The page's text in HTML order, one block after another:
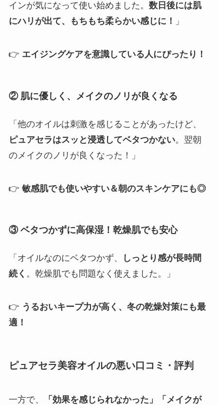
インが気になって使い始めました。 数日後には肌
にハリが出て、もちもち柔らかい感じに！
」
👉 エイジングケアを意識している人にぴったり！
② 肌に優しく、メイクのノリが良くなる
「他のオイルは刺激を感じることがあったけど、
ピュアセラはスッと浸透してベタつかない。翌朝
のメイクのノリが良くなった！」
👉 敏感肌でも使いやすい＆朝のスキンケアにも◎
③ ベタつかずに高保湿！乾燥肌でも安心
「オイルなのにベタつかず、
しっとり感が長時間
続く 。乾燥肌でも問題なく使えました。」
👉 うるおいキープ力が高く、冬の乾燥対策にも最
適！
ピュアセラ美容オイルの悪い口コミ・評判
一方で、
「効果を感じられなかった」「メイクが